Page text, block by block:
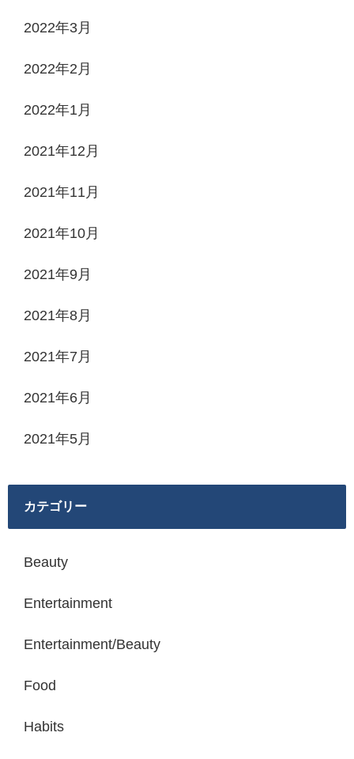
2022年3月
2022年2月
2022年1月
2021年12月
2021年11月
2021年10月
2021年9月
2021年8月
2021年7月
2021年6月
2021年5月
カテゴリー
Beauty
Entertainment
Entertainment/Beauty
Food
Habits